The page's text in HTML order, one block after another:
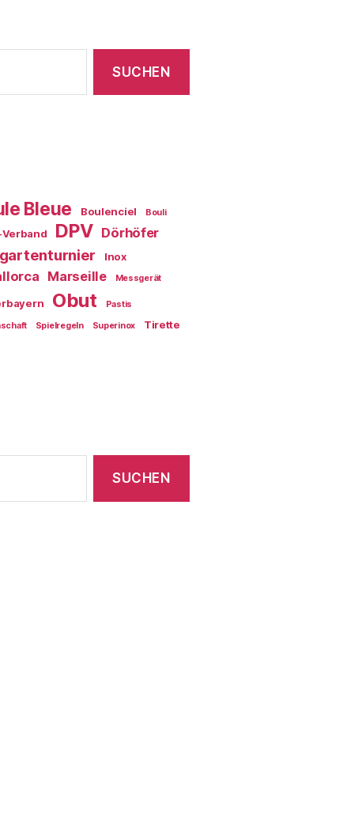
Bleue Boulenciel Bouli
DPV Dörhöfer
Inox
Marseille Messgerät
Obut Pastis
Spielregeln Superinox
Tirette